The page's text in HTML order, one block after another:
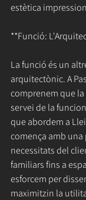
estètica
**Funció:
La funció és un
arquitectònic. A
comprenem que
servei de la
que abordem a
comença amb
necessitats del
familiars fins a
esforcem per
maximitzin la